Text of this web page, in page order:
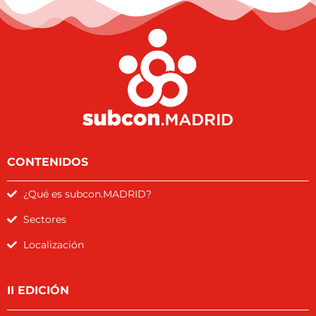
CONTENIDOS
¿Qué es subcon.MADRID?
Sectores
Localización
II EDICIÓN